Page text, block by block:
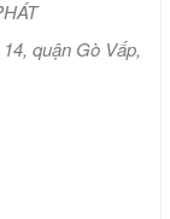
quận Gò Vấp,